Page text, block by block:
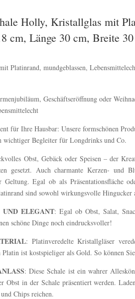
Holly, Kristallglas mit
cm, Länge 30 cm, Breite
Platinrand, mundgeblassen,
Geschäftseröffnung oder
für Ihre Hausbar: Unsere formschönen
wichtiger Begleiter für Longdrinks und Co.
Obst, Gebäck oder Speisen – der
gesetzt. Auch charmante Kerzen- und
Geltung. Egal ob als Präsentationsfläche
sind sowohl wirkungsvolle Hingucker
ELEGANT: Egal ob Obst, Salat,
schöne Dinge noch eindrucksvoller!
: Platinveredelte Kristallgläser
ist kostspieliger als Gold. So können
: Diese Schale ist ein wahrer
Obst in der Schale präsentiert werden.
Chips reichen.